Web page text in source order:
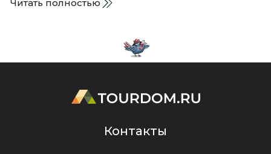
Читать полностью
Контакты